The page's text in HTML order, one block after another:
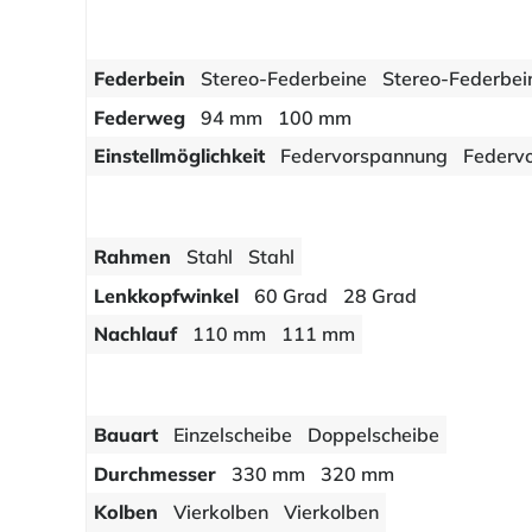
Federbein
Stereo-Federbeine
Stereo-
Federweg
94 mm
100 mm
Einstellmöglichkeit
Federvorspannung
Rahmen
Stahl
Stahl
Lenkkopfwinkel
60 Grad
28 Grad
Nachlauf
110 mm 111 mm
Bauart
Einzelscheibe
Doppelscheibe
Durchmesser
330 mm
320 mm
Kolben
Vierkolben Vierkolben